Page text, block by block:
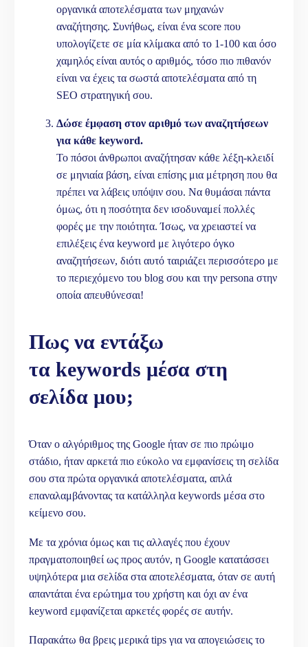
οργανικά αποτελέσματα των μηχανών
αναζήτησης. Συνήθως, είναι ένα score που
υπολογίζετε σε μία κλίμακα από το 1-100 και όσο
χαμηλός είναι αυτός ο αριθμός, τόσο πιο πιθανόν
είναι να έχεις τα σωστά αποτελέσματα από τη
SEO στρατηγική σου.
Δώσε έμφαση στον αριθμό των αναζητήσεων
για κάθε keyword.
Το πόσοι άνθρωποι αναζήτησαν κάθε λέξη-κλειδί
σε μηνιαία βάση, είναι επίσης μια μέτρηση που θα
πρέπει να λάβεις υπόψιν σου. Να θυμάσαι πάντα
όμως, ότι η ποσότητα δεν ισοδυναμεί πολλές
φορές με την ποιότητα. Ίσως, να χρειαστεί να
επιλέξεις ένα keyword με λιγότερο όγκο
αναζητήσεων, διότι αυτό ταιριάζει περισσότερο με
το περιεχόμενο του blog σου και την persona στην
οποία απευθύνεσαι!
Πως να εντάξω
τα keywords μέσα στη
σελίδα μου;
Όταν ο αλγόριθμος της Google ήταν σε πιο πρώιμο
στάδιο, ήταν αρκετά πιο εύκολο να εμφανίσεις τη σελίδα
σου στα πρώτα οργανικά αποτελέσματα, απλά
επαναλαμβάνοντας τα κατάλληλα keywords μέσα στο
κείμενο σου.
Με τα χρόνια όμως και τις αλλαγές που έχουν
πραγματοποιηθεί ως προς αυτόν, η Google κατατάσσει
υψηλότερα μια σελίδα στα αποτελέσματα, όταν σε αυτή
απαντάται ένα ερώτημα του χρήστη και όχι αν ένα
keyword εμφανίζεται αρκετές φορές σε αυτήν.
Παρακάτω θα βρεις μερικά tips για να απογειώσεις το